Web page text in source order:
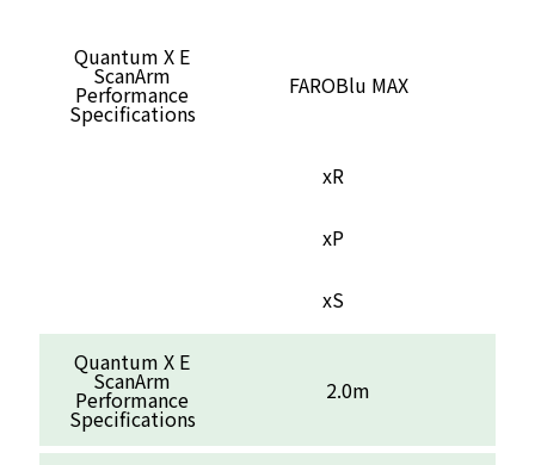
Quantum X E
ScanArm
Performance
Specifications
FAROBlu MAX
xR
xP
xS
Quantum X E
ScanArm
Performance
Specifications
2.0m